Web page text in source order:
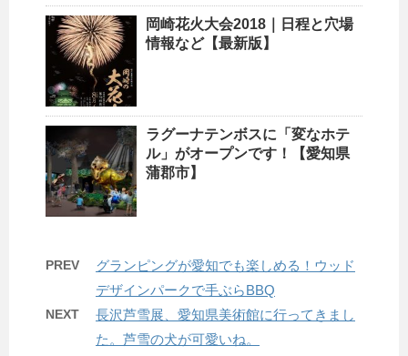
岡崎花火大会2018｜日程と穴場
情報など【最新版】
ラグーナテンボスに「変なホテ
ル」がオープンです！【愛知県
蒲郡市】
PREV
グランピングが愛知でも楽しめる！ウッド
デザインパークで手ぶらBBQ
NEXT
長沢芦雪展、愛知県美術館に行ってきまし
た。芦雪の犬が可愛いね。